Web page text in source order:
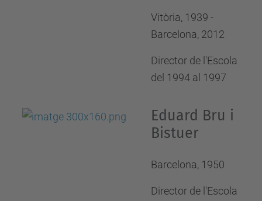
Vitòria, 1939 -
Barcelona, 2012
Director de l'Escola
del 1994 al 1997
Eduard Bru i
Bistuer
Barcelona, 1950
Director de l'Escola